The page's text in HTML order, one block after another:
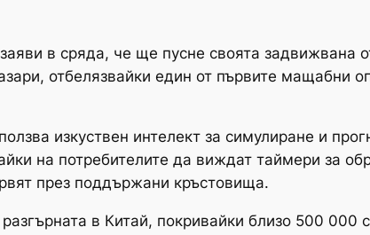
в сряда, че ще пусне своята задвижвана
отбелязвайки един от първите мащабни
изкуствен интелект за симулиране и
на потребителите да виждат таймери за
през поддържани кръстовища.
в Китай, покривайки близо 500 000